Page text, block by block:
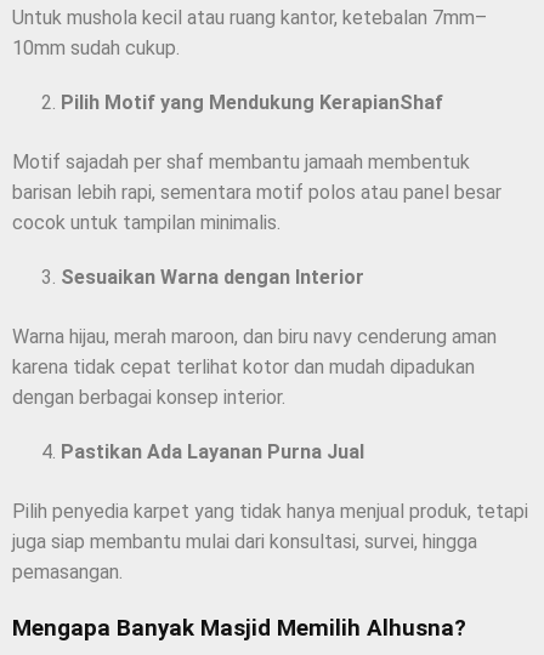
Untuk mushola kecil atau ruang kantor, ketebalan 7mm–
10mm sudah cukup.
Pilih Motif yang Mendukung KerapianShaf
Motif sajadah per shaf membantu jamaah membentuk
barisan lebih rapi, sementara motif polos atau panel besar
cocok untuk tampilan minimalis.
Sesuaikan Warna dengan Interior
Warna hijau, merah maroon, dan biru navy cenderung aman
karena tidak cepat terlihat kotor dan mudah dipadukan
dengan berbagai konsep interior.
Pastikan Ada Layanan Purna Jual
Pilih penyedia karpet yang tidak hanya menjual produk, tetapi
juga siap membantu mulai dari konsultasi, survei, hingga
pemasangan.
Mengapa Banyak Masjid Memilih Alhusna?